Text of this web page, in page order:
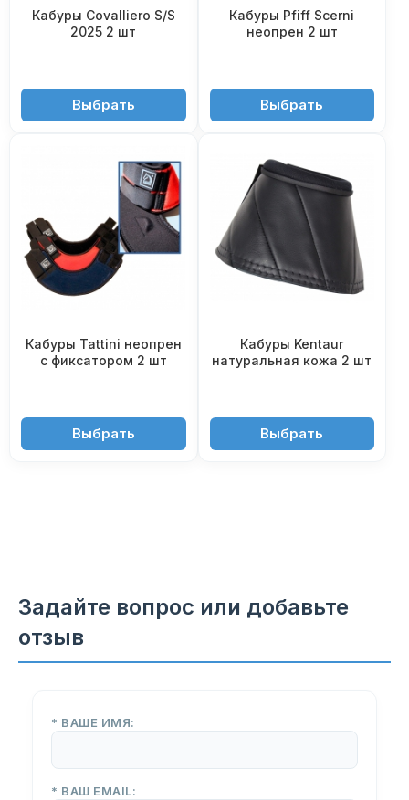
Кабуры Covalliero S/S
2025 2 шт
3'250 ₽Выбрать
Кабуры Pfiff Scerni
неопрен 2 шт
2'860 ₽Выбрать
Кабуры Tattini неопрен
с фиксатором 2 шт
3'450 ₽Выбрать
Кабуры Kentaur
натуральная кожа 2 шт
3'550 ₽Выбрать
Задайте вопрос или добавьте
отзыв
* ВАШЕ ИМЯ:
* ВАШ EMAIL: